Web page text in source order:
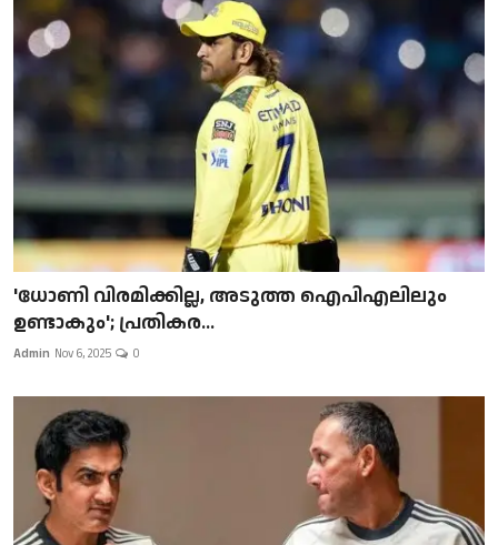
'ധോണി വിരമിക്കില്ല, അടുത്ത ഐപിഎലിലും
ഉണ്ടാകും'; പ്രതികര...
Admin Nov 6, 2025 0